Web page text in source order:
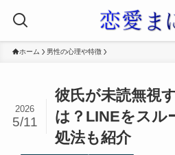
ホーム 男性の心理や特徴
彼氏が未読無視
は？LINEをスル
処法も紹介
2026
5/11